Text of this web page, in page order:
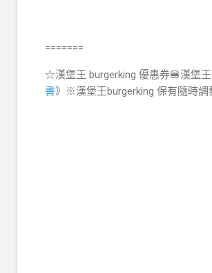
=======
☆漢堡王 burgerking 優惠券🍔漢堡
書》※漢堡王burgerking 保有隨時